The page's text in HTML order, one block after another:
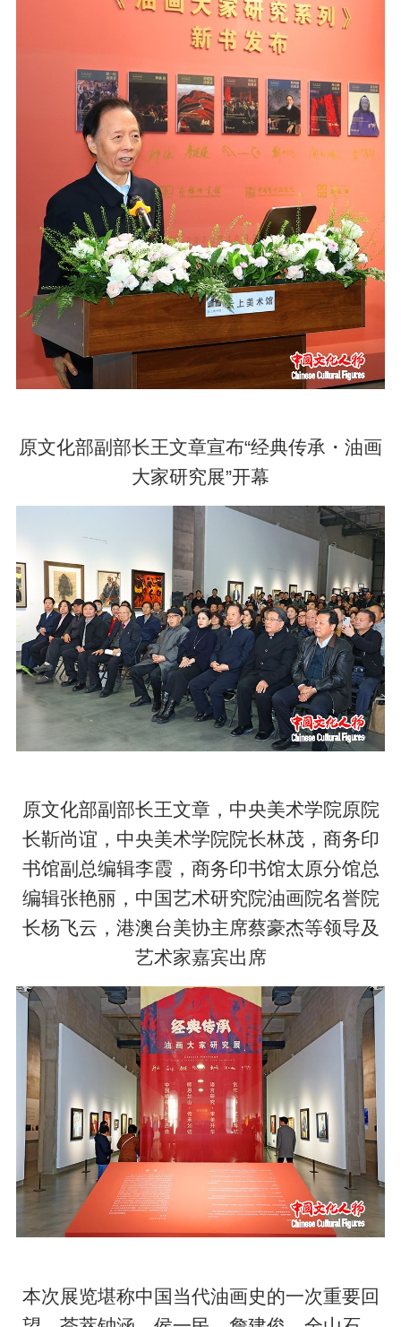
原文化部副部长王文章宣布“经典传承・油画
大家研究展”开幕
原文化部副部长王文章，中央美术学院原院
长靳尚谊，中央美术学院院长林茂，商务印
书馆副总编辑李霞，商务印书馆太原分馆总
编辑张艳丽，中国艺术研究院油画院名誉院
长杨飞云，港澳台美协主席蔡豪杰等领导及
艺术家嘉宾出席
本次展览堪称中国当代油画史的一次重要回